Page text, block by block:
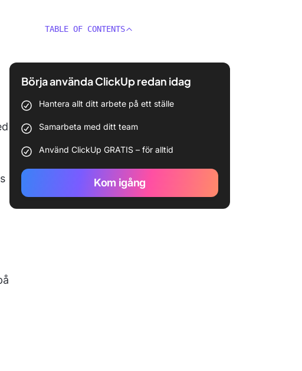
TABLE OF CONTENTS
Börja använda ClickUp redan idag
Hantera allt ditt arbete på ett ställe
Samarbeta med ditt team
Använd ClickUp GRATIS – för alltid
Kom igång